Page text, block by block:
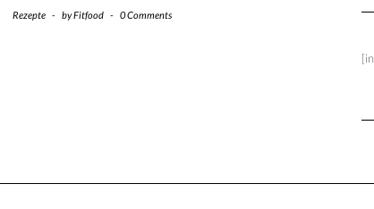
Rezepte - byFitfood - 0 Comments